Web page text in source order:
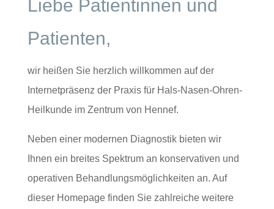
Liebe Patientinnen und
Patienten,
wir heißen Sie herzlich willkommen auf der
Internetpräsenz der Praxis für Hals-Nasen-Ohren-
Heilkunde im Zentrum von Hennef.
Neben einer modernen Diagnostik bieten wir
Ihnen ein breites Spektrum an konservativen und
operativen Behandlungsmöglichkeiten an. Auf
dieser Homepage finden Sie zahlreiche weitere